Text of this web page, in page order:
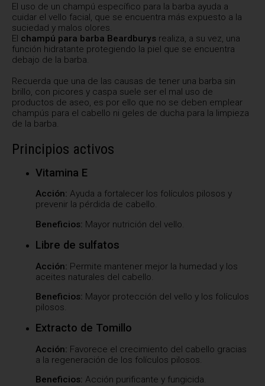
El uso de un champú específico para la barba ayuda a
cuidar el vello facial, que se encuentra más expuesto a la
suciedad y malos olores.
El champú para barba Beardburys realiza, a su vez, una
función hidratante protegiendo la piel que se encuentra
debajo de la barba.
Recuerda que una de las causas de tener una barba sin
brillo, con picores y caspa suele ser el mal uso de
productos de aseo, es por ello que no se deben emplear
champús para el cabello ni geles de ducha para la limpieza
de la barba.
Principios activos
Vitamina E
Acción: Ayuda a fortalecer los folículos pilosos y
prevenir la pérdida de cabello.
Beneficios: Mayor nutrición del vello.
Libre de sulfatos
Acción: Permite mantener mejor la humedad y los
aceites naturales del cabello.
Beneficios: Mayor protección del vello y los folículos
pilosos.
Extracto de Tomillo
Acción: Favorece el crecimiento del cabello gracias
a la regeneración de los folículos pilosos.
Beneficios: Acción purificante y fungicida.